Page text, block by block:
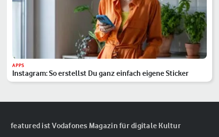
APPS
Instagram: So erstellst Du ganz einfach eigene Sticker
featured ist Vodafones Magazin für digitale Kultur